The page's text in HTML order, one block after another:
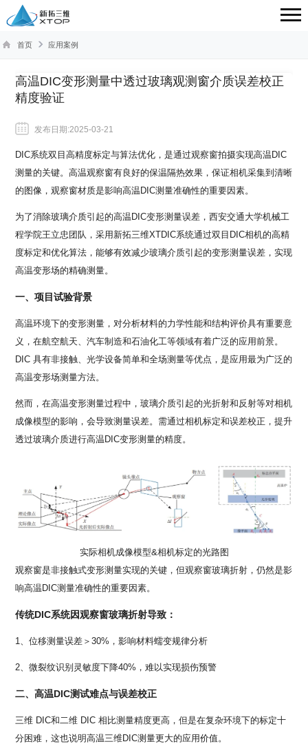
首页 应用案例
高温DIC变形测量中透过玻璃观测窗介质误差校正
精度验证
发布日期:2025-03-21
DIC系统双目高精度标定与算法优化，是通过观察窗拍摄实现高温DIC
测量的关键。高温观察窗有良好的保温隔热效果，保证相机采集到清晰
的图像，观察窗材质是影响高温DIC测量准确性的重要因素。
为了消除玻璃介质引起的高温DIC变形测量误差，西安交通大学机械工
程学院王立忠团队，采用新拓三维XTDIC系统通过双目DIC相机的高精
度标定和优化算法，能够有效减少玻璃介质引起的变形测量误差，实现
高温变形场的精确测量。
一、项目试验背景
高温环境下的变形测量，对分析材料的力学性能和结构评价具有重要意
义，在航空航天、汽车制造和石油化工等领域有着广泛的应用前景。
DIC 具有非接触、光学设备简单和全场测量等优点，是应用最为广泛的
高温变形场测量方法。
然而，在高温变形测量过程中，玻璃介质引起的光折射和反射等对相机
成像模型的影响，会导致测量误差。需通过相机标定和误差校正，提升
透过玻璃介质进行高温DIC变形测量的精度。
实际相机成像模型&相机标定的光路图
观察窗是非接触式变形测量实现的关键，但观察窗玻璃折射，仍然是影
响高温DIC测量准确性的重要因素。
传统DIC系统因观察窗玻璃折射导致：
1、位移测量误差＞30%，影响材料蠕变规律分析
2、微裂纹识别灵敏度下降40%，难以实现损伤预警
二、高温DIC测试难点与误差校正
三维 DIC和二维 DIC 相比测量精度更高，但是在复杂环境下的标定十
分困难，这也说明高温三维DIC测量更大的应用价值。